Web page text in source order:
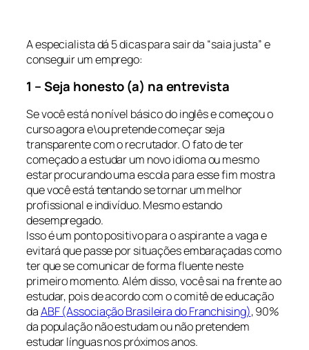
A especialista dá 5 dicas para sair da “saia justa” e
conseguir um emprego:
1 – Seja honesto (a) na entrevista
Se você está no nível básico do inglês e começou o
curso agora e\ou pretende começar seja
transparente com o recrutador. O fato de ter
começado a estudar um novo idioma ou mesmo
estar procurando uma escola para esse fim mostra
que você está tentando se tornar um melhor
profissional e indivíduo. Mesmo estando
desempregado.
Isso é um ponto positivo para o aspirante a vaga e
evitará que passe por situações embaraçadas como
ter que se comunicar de forma fluente neste
primeiro momento. Além disso, você sai na frente ao
estudar, pois de acordo com o comitê de educação
daABF (Associação Brasileira do Franchising), 90%
da população não estudam ou não pretendem
estudar línguas nos próximos anos.